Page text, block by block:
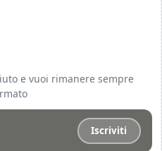
e vuoi rimanere sempre
Iscriviti